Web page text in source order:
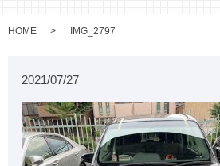
HOME IMG_2797
2021/07/27